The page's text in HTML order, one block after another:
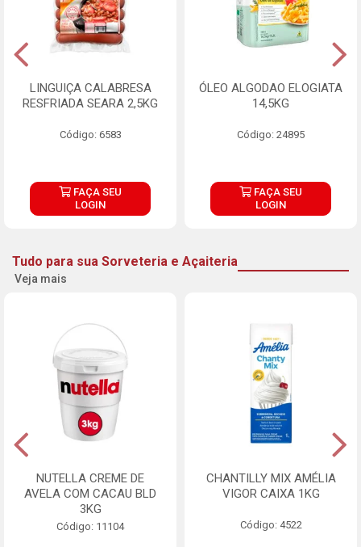
LINGUIÇA CALABRESA
RESFRIADA SEARA 2,5KG
Código: 6583
FAÇA SEU
LOGIN
ÓLEO ALGODAO ELOGIATA
14,5KG
Código: 24895
FAÇA SEU
LOGIN
Tudo para sua Sorveteria e Açaiteria
Veja mais
NUTELLA CREME DE
AVELA COM CACAU BLD
3KG
Código: 11104
CHANTILLY MIX AMÉLIA
VIGOR CAIXA 1KG
Código: 4522